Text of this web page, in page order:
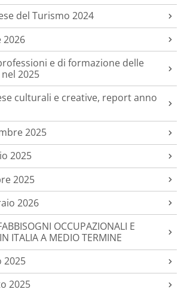
del Turismo 2024
2026
e di formazione delle
2025
culturali e creative, report anno
2025
2025
2025
2026
OCCUPAZIONALI E
ITALIA A MEDIO TERMINE
2025
2025